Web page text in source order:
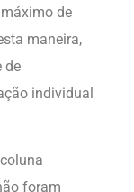
de
maneira,
de
individual
foram